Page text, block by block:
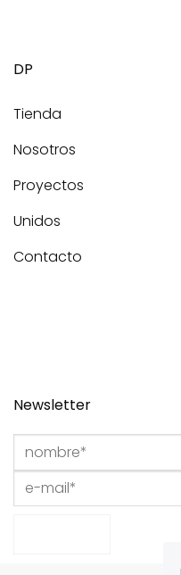
DP
Tienda
Nosotros
Proyectos
Unidos
Contacto
Newsletter